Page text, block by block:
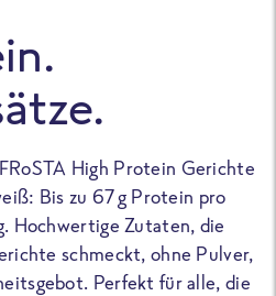
High Protein Gerichte
Bis zu 67 g Protein pro
Hochwertige Zutaten, die
schmeckt, ohne Pulver,
Perfekt für alle, die